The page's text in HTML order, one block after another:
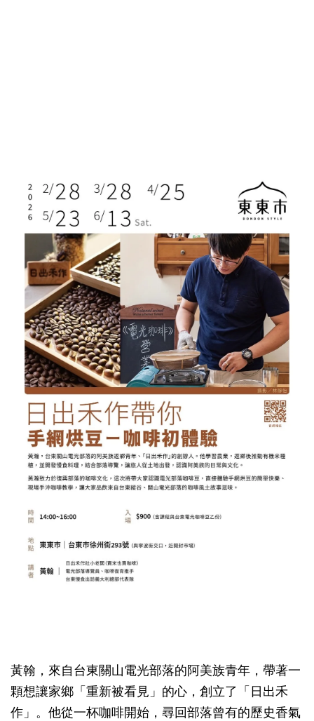
黃翰，來自台東關山電光部落的阿美族青年，帶著一
顆想讓家鄉「重新被看見」的心，創立了「日出禾
作」。他從一杯咖啡開始，尋回部落曾有的歷史香氣